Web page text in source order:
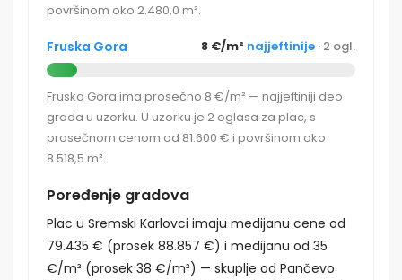
površinom oko 2.480,0 m².
Fruska Gora 8 €/m² najjeftinije · 2 ogl.
Fruska Gora ima prosečno 8 €/m² — najjeftiniji deo
grada u uzorku. U uzorku je 2 oglasa za plac, s
prosečnom cenom od 81.600 € i površinom oko
8.518,5 m².
Poređenje gradova
Plac u Sremski Karlovci imaju medijanu cene od
79.435 € (prosek 88.857 €) i medijanu od 35
€/m² (prosek 38 €/m²) — skuplje od Pančevo